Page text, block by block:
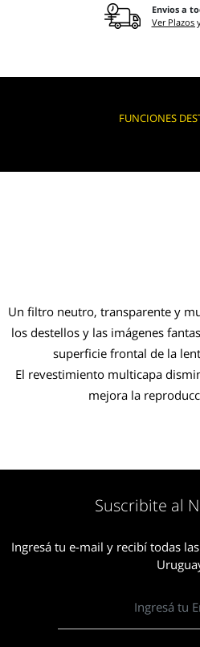
Envios a
Ver Plazos
FUNCIONES
Un filtro neutro, transparente y
los destellos y las imágenes
superficie frontal de la
El revestimiento multicapa
mejora la
Suscribite al
Ingresá tu e-mail y recibí todas